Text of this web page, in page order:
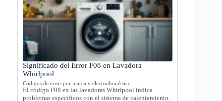
Significado del Error F08 en Lavadora
Whirlpool
Códigos de error por marca y electrodoméstico
El código F08 en las lavadoras Whirlpool indica
problemas específicos con el sistema de calentamiento.